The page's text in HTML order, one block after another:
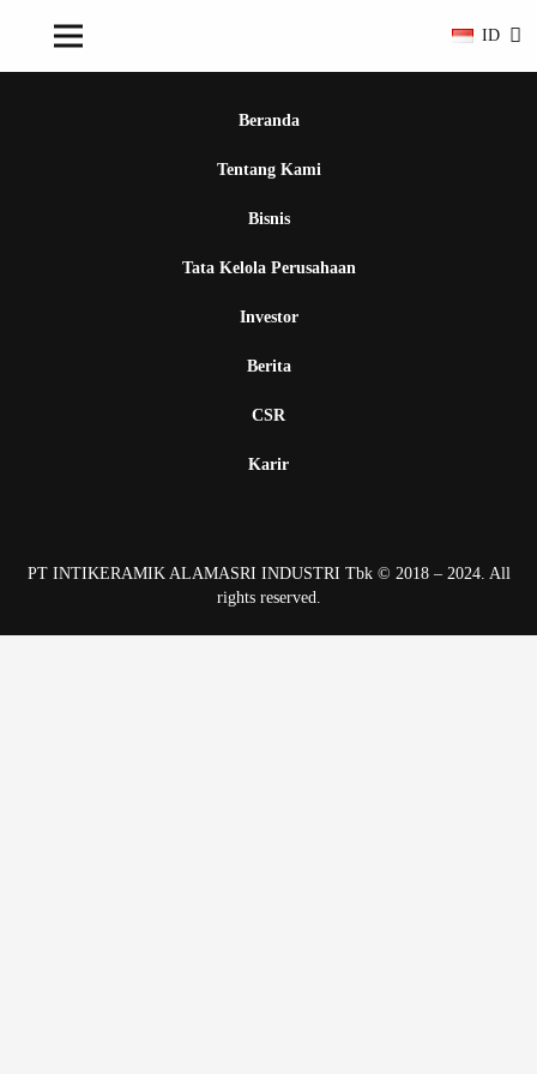
ID
Beranda
Tentang Kami
Bisnis
Tata Kelola Perusahaan
Investor
Berita
CSR
Karir
PT INTIKERAMIK ALAMASRI INDUSTRI Tbk © 2018 – 2024. All
rights reserved.